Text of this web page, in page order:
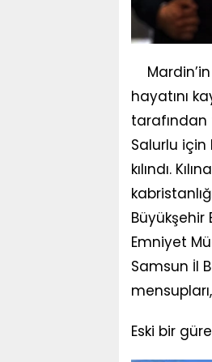
hayatını
tarafından
Salurlu için
kılındı.
Büyükşehir
Emniyet
Samsun İl
Eski bir